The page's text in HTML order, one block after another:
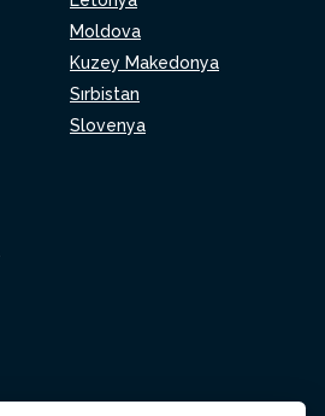
Moldova
Kuzey Makedonya
Sırbistan
Slovenya